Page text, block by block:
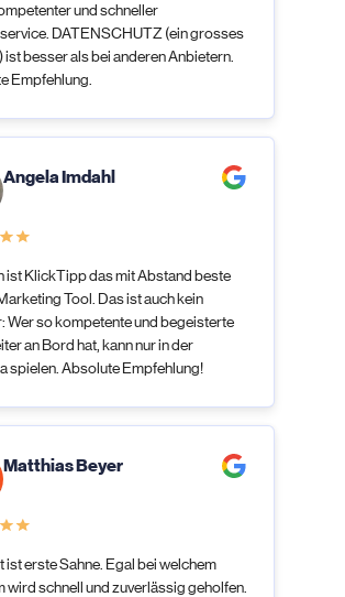
und schneller
DATENSCHUTZ (ein grosses
ist besser als bei anderen Anbietern.
Empfehlung.
Angela Imdahl
ist KlickTipp das mit Abstand beste
Tool. Das ist auch kein
Wer so kompetente und begeisterte
an Bord hat, kann nur in der
spielen. Absolute Empfehlung!
Matthias Beyer
ist erste Sahne. Egal bei welchem
wird schnell und zuverlässig geholfen.